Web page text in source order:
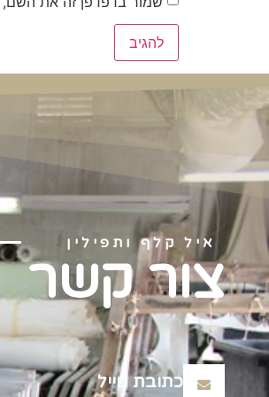
איל קלף ותפילין
צור קשר
כתובת מייל